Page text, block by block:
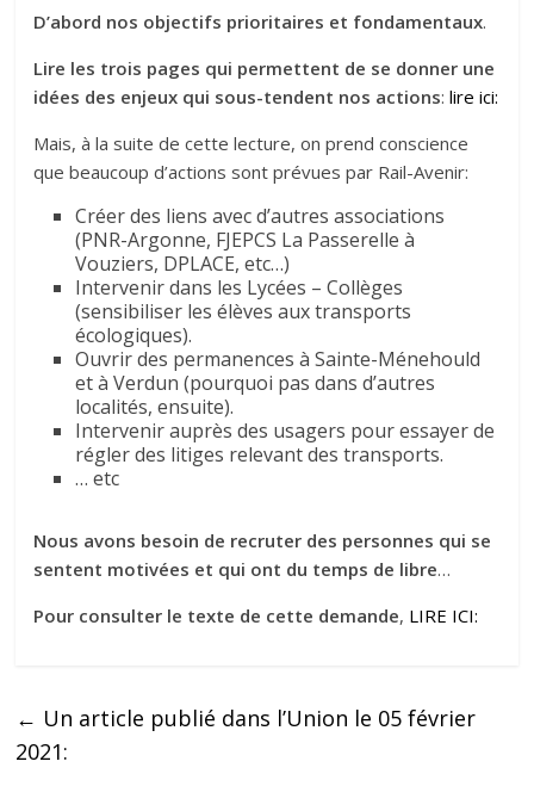
D’abord nos objectifs prioritaires et fondamentaux.
Lire les trois pages qui permettent de se donner une
idées des enjeux qui sous-tendent nos actions:lire ici:
Mais, à la suite de cette lecture, on prend conscience
que beaucoup d’actions sont prévues par Rail-Avenir:
Créer des liens avec d’autres associations
(PNR-Argonne, FJEPCS La Passerelle à
Vouziers, DPLACE, etc…)
Intervenir dans les Lycées – Collèges
(sensibiliser les élèves aux transports
écologiques).
Ouvrir des permanences à Sainte-Ménehould
et à Verdun (pourquoi pas dans d’autres
localités, ensuite).
Intervenir auprès des usagers pour essayer de
régler des litiges relevant des transports.
… etc
Nous avons besoin de recruter des personnes qui se
sentent motivées et qui ont du temps de libre…
Pour consulter le texte de cette demande, LIRE ICI:
← Un article publié dans l’Union le 05 février
2021: